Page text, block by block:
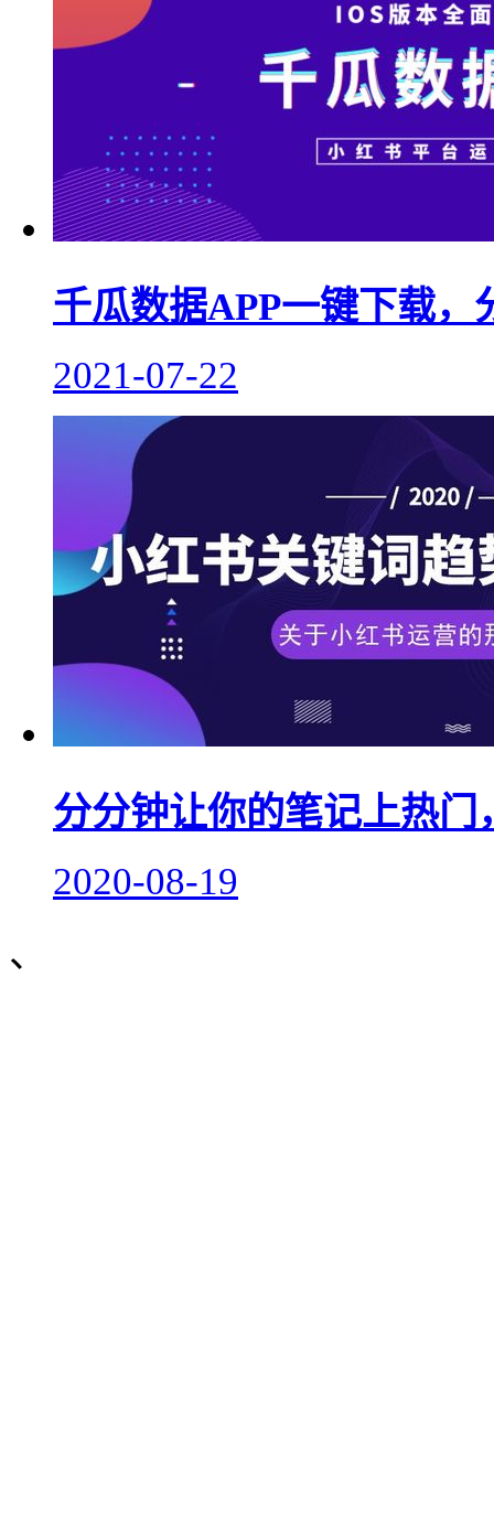
千瓜数据APP一键下载，
2021-07-22
分分钟让你的笔记上热
2020-08-19
、